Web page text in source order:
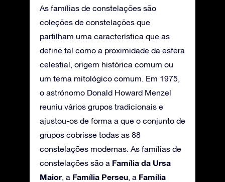
As famílias de constelações são
coleções de constelações que
partilham uma característica que as
define tal como a proximidade da esfera
celestial, origem histórica comum ou
um tema mitológico comum. Em 1975,
o astrónomo Donald Howard Menzel
reuniu vários grupos tradicionais e
ajustou-os de forma a que o conjunto de
grupos cobrisse todas as 88
constelações modernas. As famílias de
constelações são a Família da Ursa
Maior, a Família Perseu , a Família